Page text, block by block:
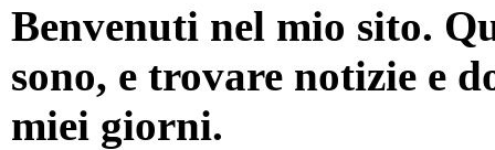
Benvenuti nel mio sito.
sono, e trovare notizie e
miei giorni.